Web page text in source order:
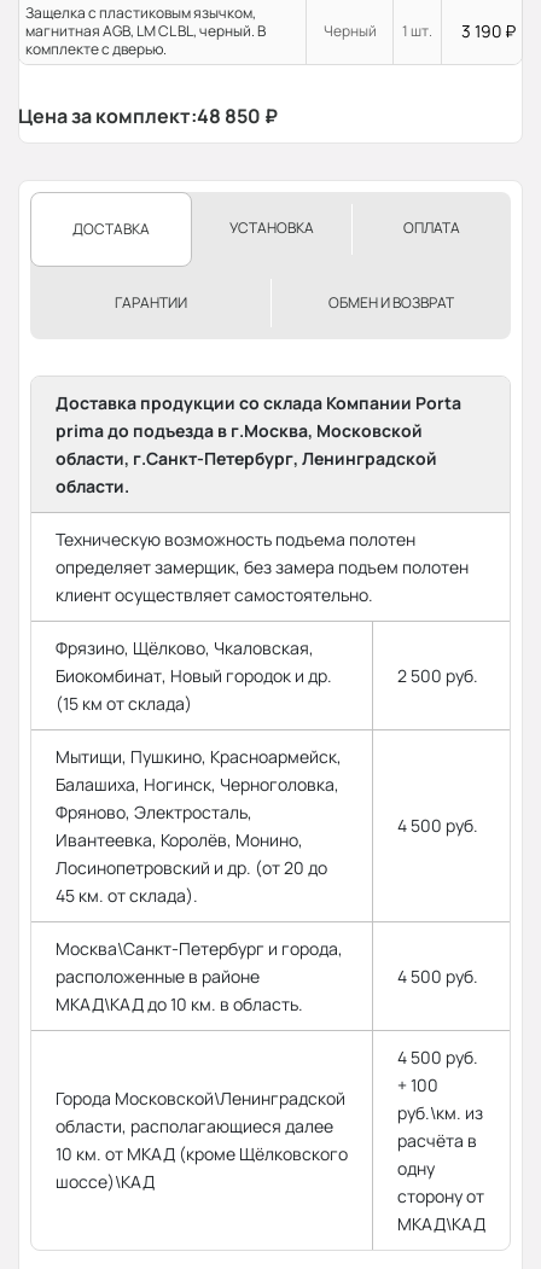
Защелка с пластиковым язычком,
магнитная AGB, LM CL BL, черный. В
комплекте с дверью.
Черный 1 шт. 3 190 ₽
Цена за комплект:48 850 ₽
ДОСТАВКА УСТАНОВКА ОПЛАТА
ГАРАНТИИ ОБМЕН И ВОЗВРАТ
Доставка продукции со склада Компании Porta
prima до подъезда в г.Москва, Московской
области, г.Санкт-Петербург, Ленинградской
области.
Техническую возможность подъема полотен
определяет замерщик, без замера подъем полотен
клиент осуществляет самостоятельно.
Фрязино, Щёлково, Чкаловская,
Биокомбинат, Новый городок и др.
(15 км от склада)
2 500 руб.
Мытищи, Пушкино, Красноармейск,
Балашиха, Ногинск, Черноголовка,
Фряново, Электросталь,
Ивантеевка, Королёв, Монино,
Лосинопетровский и др. (от 20 до
45 км. от склада).
4 500 руб.
Москва\Санкт-Петербург и города,
расположенные в районе
МКАД\КАД до 10 км. в область.
4 500 руб.
Города Московской\Ленинградской
области, располагающиеся далее
10 км. от МКАД (кроме Щёлковского
шоссе)\КАД
4 500 руб.
+ 100
руб.\км. из
расчёта в
одну
сторону от
МКАД\КАД